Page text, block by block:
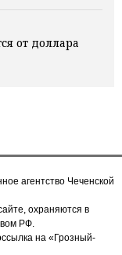
от доллара
агентство Чеченской
охраняются в
РФ.
на «Грозный-